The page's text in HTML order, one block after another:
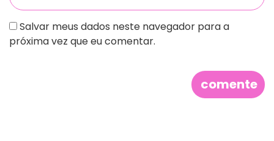
Salvar meus dados neste navegador para a
próxima vez que eu comentar.